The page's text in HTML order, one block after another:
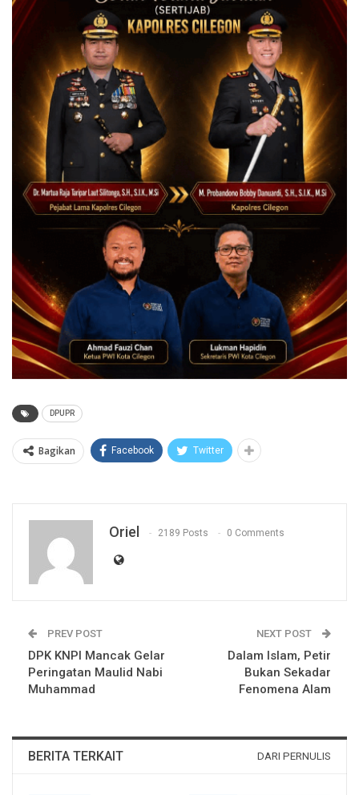
DPUPR
Bagikan Facebook Twitter
Oriel 2189 Posts 0 Comments
PREV POST
DPK KNPI Mancak Gelar
Peringatan Maulid Nabi
Muhammad
NEXT POST
Dalam Islam, Petir
Bukan Sekadar
Fenomena Alam
BERITA TERKAIT DARI PERNULIS